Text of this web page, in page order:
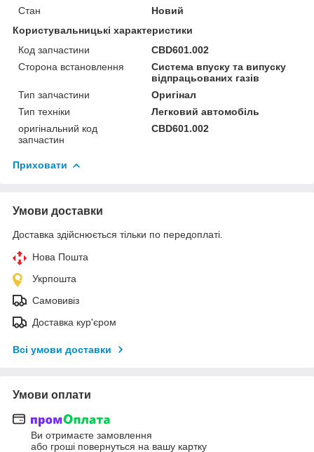
Стан
Новий
Користувальницькі характеристики
Код запчастини
CBD601.002
Сторона встановлення
Система впуску та випуску
відпрацьованих газів
Тип запчастини
Оригінал
Тип техніки
Легковий автомобіль
оригінальний код
запчастин
CBD601.002
Приховати
Умови доставки
Доставка здійснюється тільки по передоплаті.
Нова Пошта
Укрпошта
Самовивіз
Доставка кур'єром
Всі умови доставки
Умови оплати
Ви отримаєте замовлення
або гроші повернуться на вашу картку